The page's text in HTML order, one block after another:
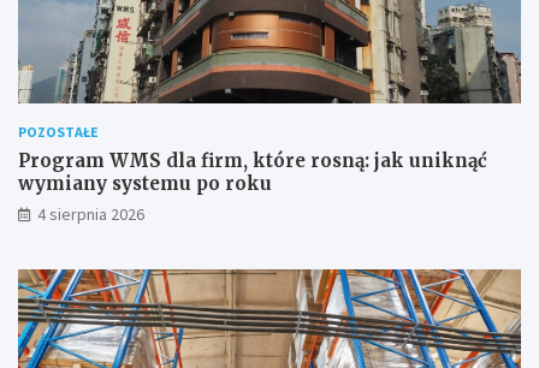
POZOSTAŁE
Program WMS dla firm, które rosną: jak uniknąć
wymiany systemu po roku
4 sierpnia 2026